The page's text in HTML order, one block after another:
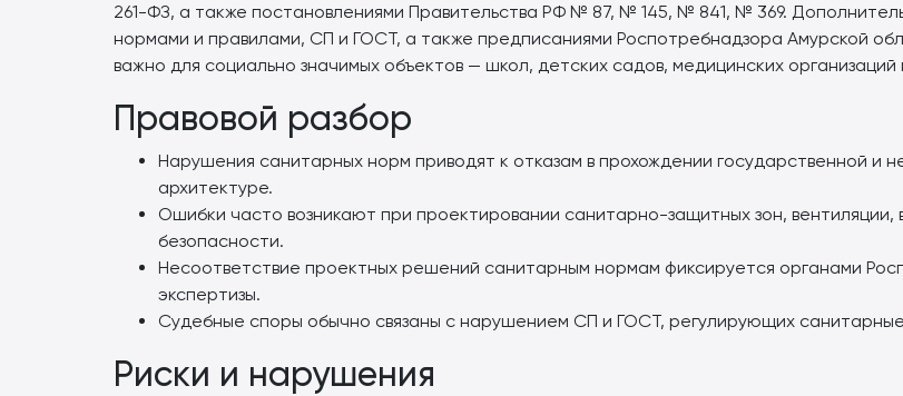
261-ФЗ, а также постановлениями Правительства РФ № 87, № 145, № 841, № 369.
нормами и правилами, СП и ГОСТ, а также предписаниями Роспотребнадзора Амурской
важно для социально значимых объектов — школ, детских садов, медицинских
Правовой разбор
Нарушения санитарных норм приводят к отказам в прохождении государственной и
архитектуре.
Ошибки часто возникают при проектировании санитарно-защитных зон,
безопасности.
Несоответствие проектных решений санитарным нормам фиксируется органами
экспертизы.
Судебные споры обычно связаны с нарушением СП и ГОСТ, регулирующих
Риски и нарушения